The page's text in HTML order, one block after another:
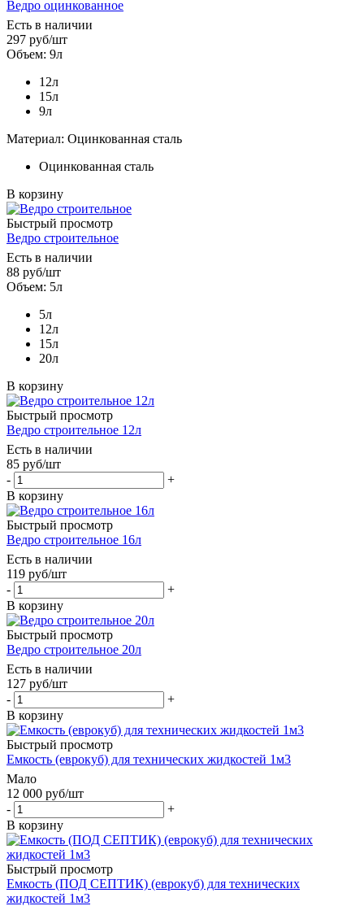
Ведро оцинкованное
Есть в наличии
297 руб/шт
Объем: 9л
12л
15л
9л
Материал: Оцинкованная сталь
Оцинкованная сталь
В корзину
Быстрый просмотр
Ведро строительное
Есть в наличии
88 руб/шт
Объем: 5л
5л
12л
15л
20л
В корзину
Быстрый просмотр
Ведро строительное 12л
Есть в наличии
85 руб/шт
-
+
В корзину
Быстрый просмотр
Ведро строительное 16л
Есть в наличии
119 руб/шт
-
+
В корзину
Быстрый просмотр
Ведро строительное 20л
Есть в наличии
127 руб/шт
-
+
В корзину
Быстрый просмотр
Емкость (еврокуб) для технических жидкостей 1м3
Мало
12 000 руб/шт
-
+
В корзину
Быстрый просмотр
Емкость (ПОД СЕПТИК) (еврокуб) для технических
жидкостей 1м3